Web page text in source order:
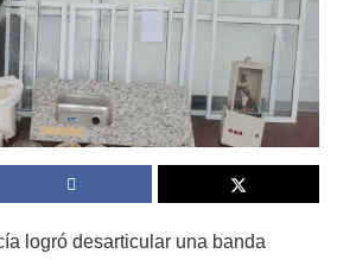
logró desarticular una banda